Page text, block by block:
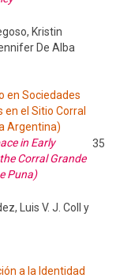
Kristin
De Alba
en Sociedades
el Sitio Corral
Argentina)
in Early
Corral Grande
Puna)
35
Luis V. J. Coll y
a la Identidad